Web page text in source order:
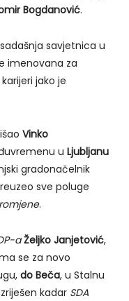
Bogdanović.
savjetnica u
imenovana za
jako je
Vinko
u Ljubljanu
gradonačelnik
sve poluge
.
aŽeljko Janjetović,
se za novo
do Beča, u Stalnu
kadar SDA